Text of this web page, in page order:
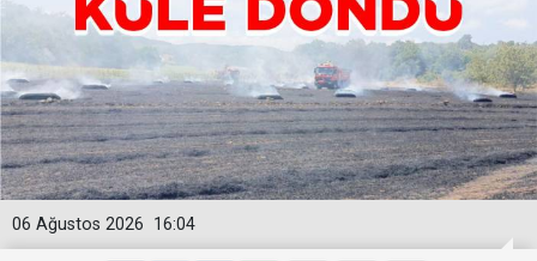
16:04
06 Ağustos 2026